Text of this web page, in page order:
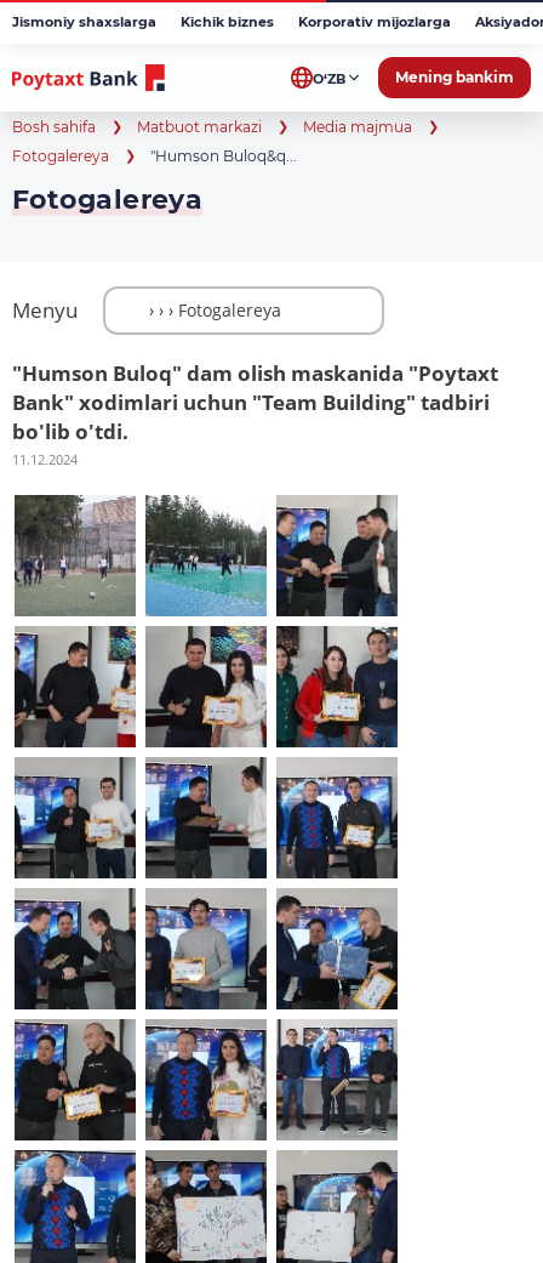
Jismoniy shaxslarga Kichik biznes Korporativ mijozlarga
O‘ZB Mening bankim
Bosh sahifa Matbuot markazi
Media majmua
Fotogalereya
"Humson Buloq&q...
Fotogalereya
Menyu
"Humson Buloq" dam olish maskanida "Poytaxt
Bank" xodimlari uchun "Team Building" tadbiri
bo'lib o'tdi.
11.12.2024